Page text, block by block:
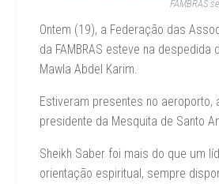
FAMBRAS
Ontem (19), a Federação das
da FAMBRAS esteve na
Mawla Abdel Karim.
Estiveram presentes no aeroporto,
presidente da Mesquita de Santo
Sheikh Saber foi mais do que um
orientação espiritual, sempre